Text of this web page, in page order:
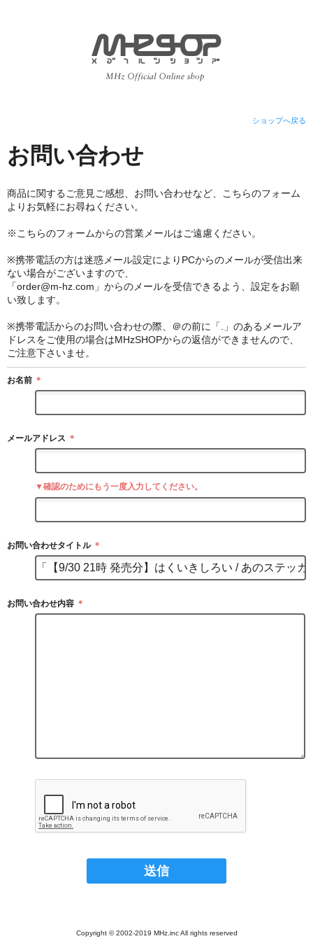
ショップへ戻る
お問い合わせ
商品に関するご意見ご感想、お問い合わせなど、こちらのフォーム
よりお気軽にお尋ねください。
※こちらのフォームからの営業メールはご遠慮ください。
※携帯電話の方は迷惑メール設定によりPCからのメールが受信出来
ない場合がございますので、
「order@m-hz.com」からのメールを受信できるよう、設定をお願
い致します。
※携帯電話からのお問い合わせの際、＠の前に「.」のあるメールア
ドレスをご使用の場合はMHzSHOPからの返信ができませんので、
ご注意下さいませ。
お名前 ＊
メールアドレス ＊
▼確認のためにもう一度入力してください。
お問い合わせタイトル ＊
お問い合わせ内容 ＊
Copyright © 2002-2019 MHz.inc All rights reserved